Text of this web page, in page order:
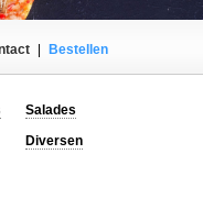
Bestellen
Salades
Diversen